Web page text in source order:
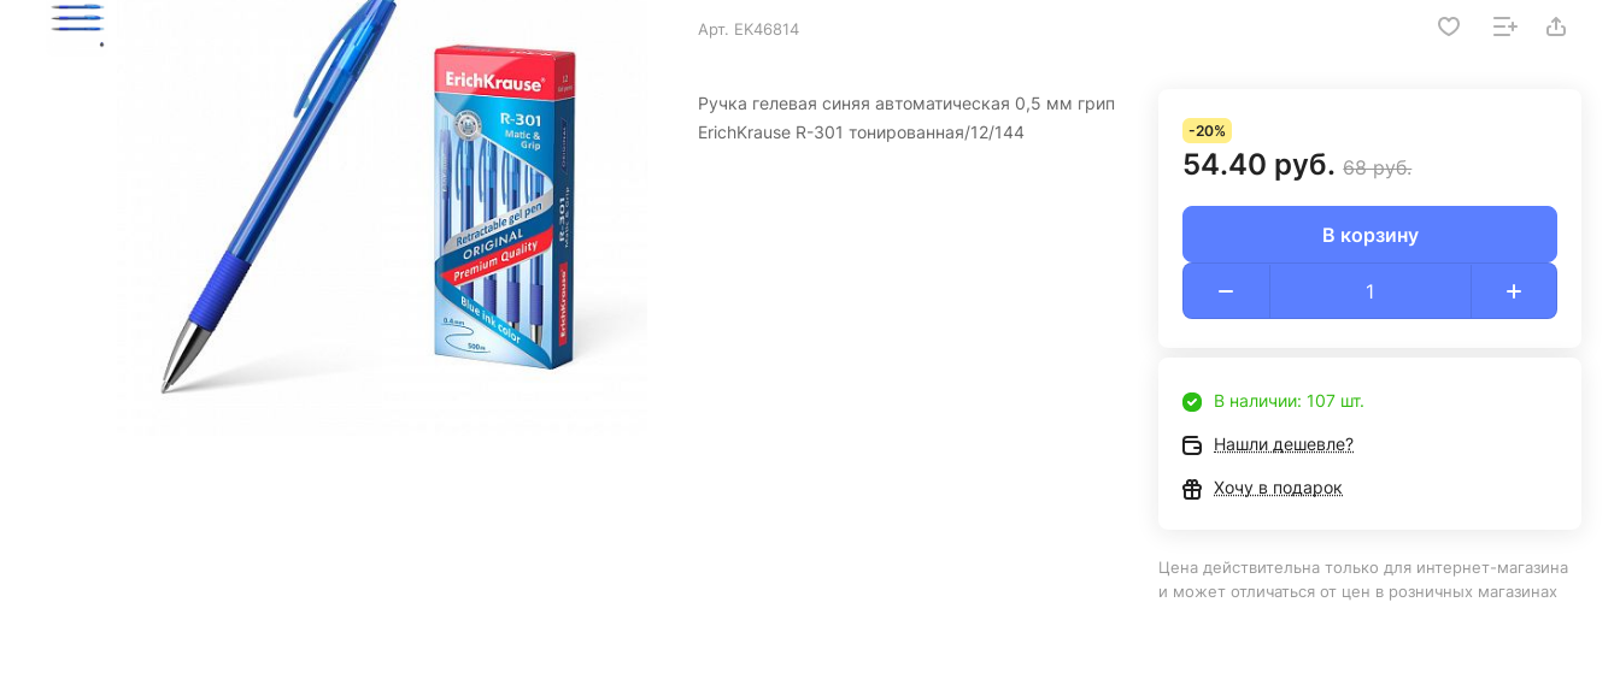
Арт. EK46814
Ручка гелевая синяя автоматическая 0,5 мм грип
ErichKrause R-301 тонированная/12/144
-20%
54.40 руб. 68 руб.
В корзину
В наличии: 107 шт.
Нашли дешевле?
Хочу в подарок
Цена действительна только для интернет-магазина
и может отличаться от цен в розничных магазинах